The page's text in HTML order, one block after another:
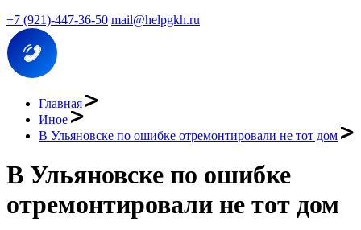
+7 (921)-447-36-50 mail@helpgkh.ru
Главная
Иное
В Ульяновске по ошибке отремонтировали не тот дом
В Ульяновске по ошибке
отремонтировали не тот дом